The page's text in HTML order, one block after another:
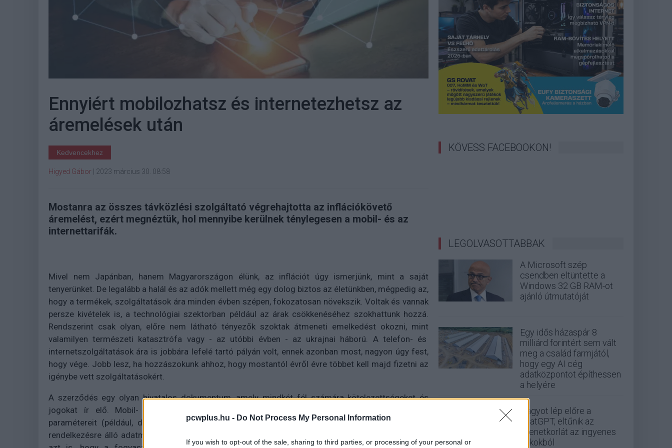
pcwplus.hu - Do Not Process My Personal Information
If you wish to opt-out of the sale, sharing to third parties, or processing of your personal or
Ennyiért mobilozhatsz és internetezhetsz az
áremelések után
Kedvencekhez
Higyed Gábor 2023 március 30. 08:58
Mostanra az összes távközlési szolgáltató végrehajtotta az inflációkövető
áremelést, ezért megnéztük, hol mennyibe kerülnek ténylegesen a mobil- és az
internettarifák.
Mivel nem Japánban, hanem Magyarországon élünk, az inflációt úgy ismerjünk, mint a saját
tenyerünket. De legalább a halál és az adók mellett még egy dolog biztos az életünkben, mégpedig az,
hogy a termékek, szolgáltatások ára minden évben szépen, fokozatosan növekszik. Voltak és vannak
persze kivételek is, a technológiai szektorban például az árak csökkenéséhez szokhattunk hozzá.
Rendszerint csak olyan, előre nem látható tényezők szoktak átmeneti emelkedést okozni, mint
valamilyen természeti katasztrófa vagy - az utóbbi évben - az ukrajnai háború. A telefon- és
internetszolgáltatások ára is jobbára lefelé tartó pályán volt, ennek azonban most, nagyon úgy fest,
hogy vége. Jobb lesz, ha hozzászokunk ahhoz, hogy mostantól évről évre többet kell majd fizetni az
igénybe vett szolgáltatásokért.
A szerződés egy olyan hivatalos dokumentum, amely mindkét fél számára kötelezettségeket és
jogokat ír elő. Mobil- és internettarifák esetében a szerződés tartalmazza a szolgáltatás
paramétereit (például, de nem kizárólag a díjcsomagban foglalt lebeszélhető percek számát, a
rendelkezésre álló adatmennyiséget, a le- és feltöltési sebességeket, a roaming zónákat), valamint
KÖVESS FACEBOOKON!
LEGOLVASOTTABBAK
A Microsoft szép
csendben eltüntette a
Windows 32 GB RAM-ot
ajánló útmutatóját
Egy idős házaspár 8
milliárd forintért sem vált
meg a család farmjától,
hogy egy AI cég
adatközpontot építhessen
a helyére
Nagyot lép előre a
ChatGPT, eltűnik az
üzenetkorlát az ingyenes
fiókokból